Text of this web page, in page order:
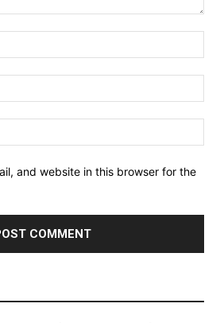
and website in this browser for the